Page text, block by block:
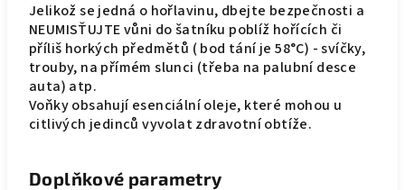
Jelikož se jedná o hořlavinu, dbejte bezpečnosti a
NEUMISŤUJTE vůni do šatníku poblíž hořících či
příliš horkých předmětů ( bod tání je 58°C) - svíčky,
trouby, na přímém slunci (třeba na palubní desce
auta) atp.
Voňky obsahují esenciální oleje, které mohou u
citlivých jedinců vyvolat zdravotní obtíže.
Doplňkové parametry